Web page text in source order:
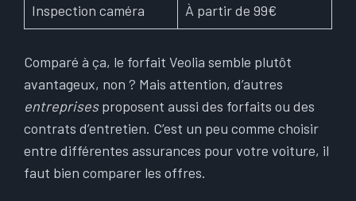
Inspection caméra À partir de 99€
Comparé à ça, le forfait Veolia semble plutôt
avantageux, non ? Mais attention, d’autres
entreprisesproposent aussi des forfaits ou des
contrats d’entretien. C’est un peu comme choisir
entre différentes assurances pour votre voiture, il
faut bien comparer les offres.